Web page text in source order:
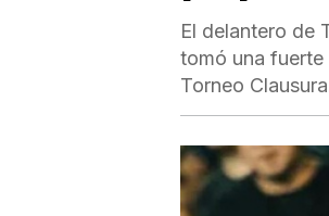
El delantero de
tomó una
Torneo